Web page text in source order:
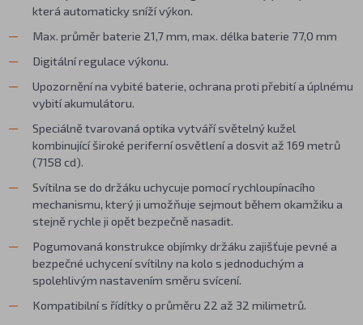
která automaticky sníží výkon.
Max. průměr baterie 21,7 mm, max. délka baterie 77,0 mm
Digitální regulace výkonu.
Upozornění na vybité baterie, ochrana proti přebití a úplnému
vybití akumulátoru.
Speciálně tvarovaná optika vytváří světelný kužel
kombinující široké periferní osvětlení a dosvit až 169 metrů
(7158 cd).
Svítilna se do držáku uchycuje pomocí rychloupínacího
mechanismu, který ji umožňuje sejmout během okamžiku a
stejně rychle ji opět bezpečně nasadit.
Pogumovaná konstrukce objímky držáku zajišťuje pevné a
bezpečné uchycení svítilny na kolo s jednoduchým a
spolehlivým nastavením směru svícení.
Kompatibilní s řídítky o průměru 22 až 32 milimetrů.